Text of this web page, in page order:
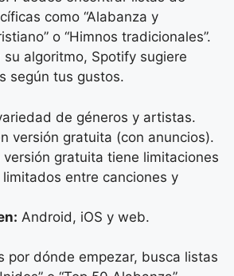
como “Alabanza y
o “Himnos tradicionales”.
algoritmo, Spotify sugiere
según tus gustos.
de géneros y artistas.
versión gratuita (con anuncios).
versión gratuita tiene limitaciones
entre canciones y
Android, iOS y web.
por dónde empezar, busca listas